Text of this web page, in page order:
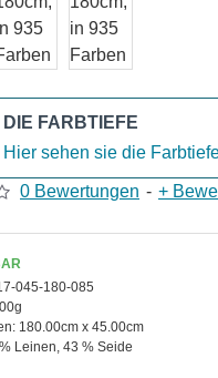
DIE FARBTIEFE
Hier sehen sie die
0 Bewertungen - +
045-180-085
180.00cm x 45.00cm
Leinen, 43 % Seide